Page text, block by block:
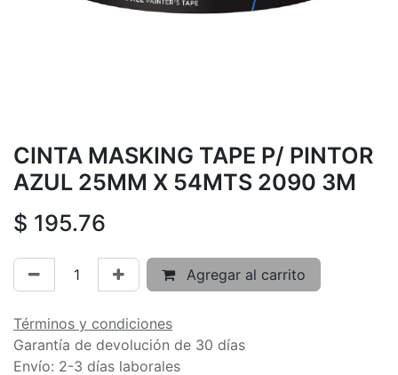
CINTA MASKING TAPE P/ PINTOR
AZUL 25MM X 54MTS 2090 3M
$ 195.76
Agregar al carrito
Términos y condiciones
Garantía de devolución de 30 días
Envío: 2-3 días laborales